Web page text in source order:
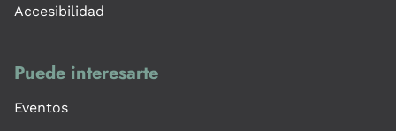
Accesibilidad
Puede interesarte
Eventos